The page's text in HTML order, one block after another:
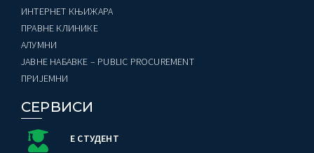
ИНТЕРНЕТ КЊИЖАРА
ПРАВНЕ КЛИНИКЕ
AЛУМНИ
ЈАВНЕ НАБАВКЕ – PUBLIC PROCUREMENT
ПРИЈЕМНИ
СЕРВИСИ
Е СТУДЕНТ